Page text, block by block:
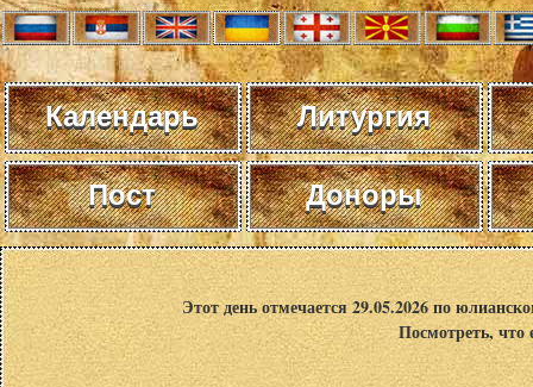
Календарь Литургия
Пост Доноры
Этот день отмечается 29.05.2026 по
Посмотреть,